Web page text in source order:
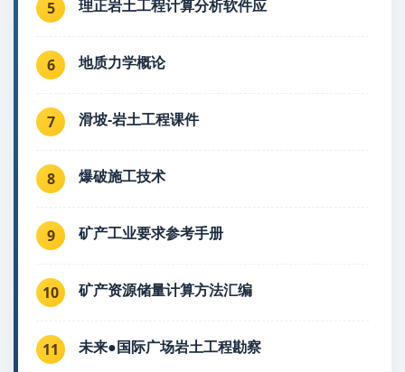
5 理正岩土工程计算分析软件应
6 地质力学概论
7 滑坡-岩土工程课件
8 爆破施工技术
9 矿产工业要求参考手册
10 矿产资源储量计算方法汇编
11 未来●国际广场岩土工程勘察